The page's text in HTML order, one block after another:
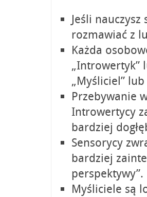
Jeśli nauczysz
rozmawiać z
Każda
„Introwertyk”
„Myśliciel” lub
Przebywanie
Introwertycy
bardziej
Sensorycy
bardziej
perspektywy”.
Myśliciele są